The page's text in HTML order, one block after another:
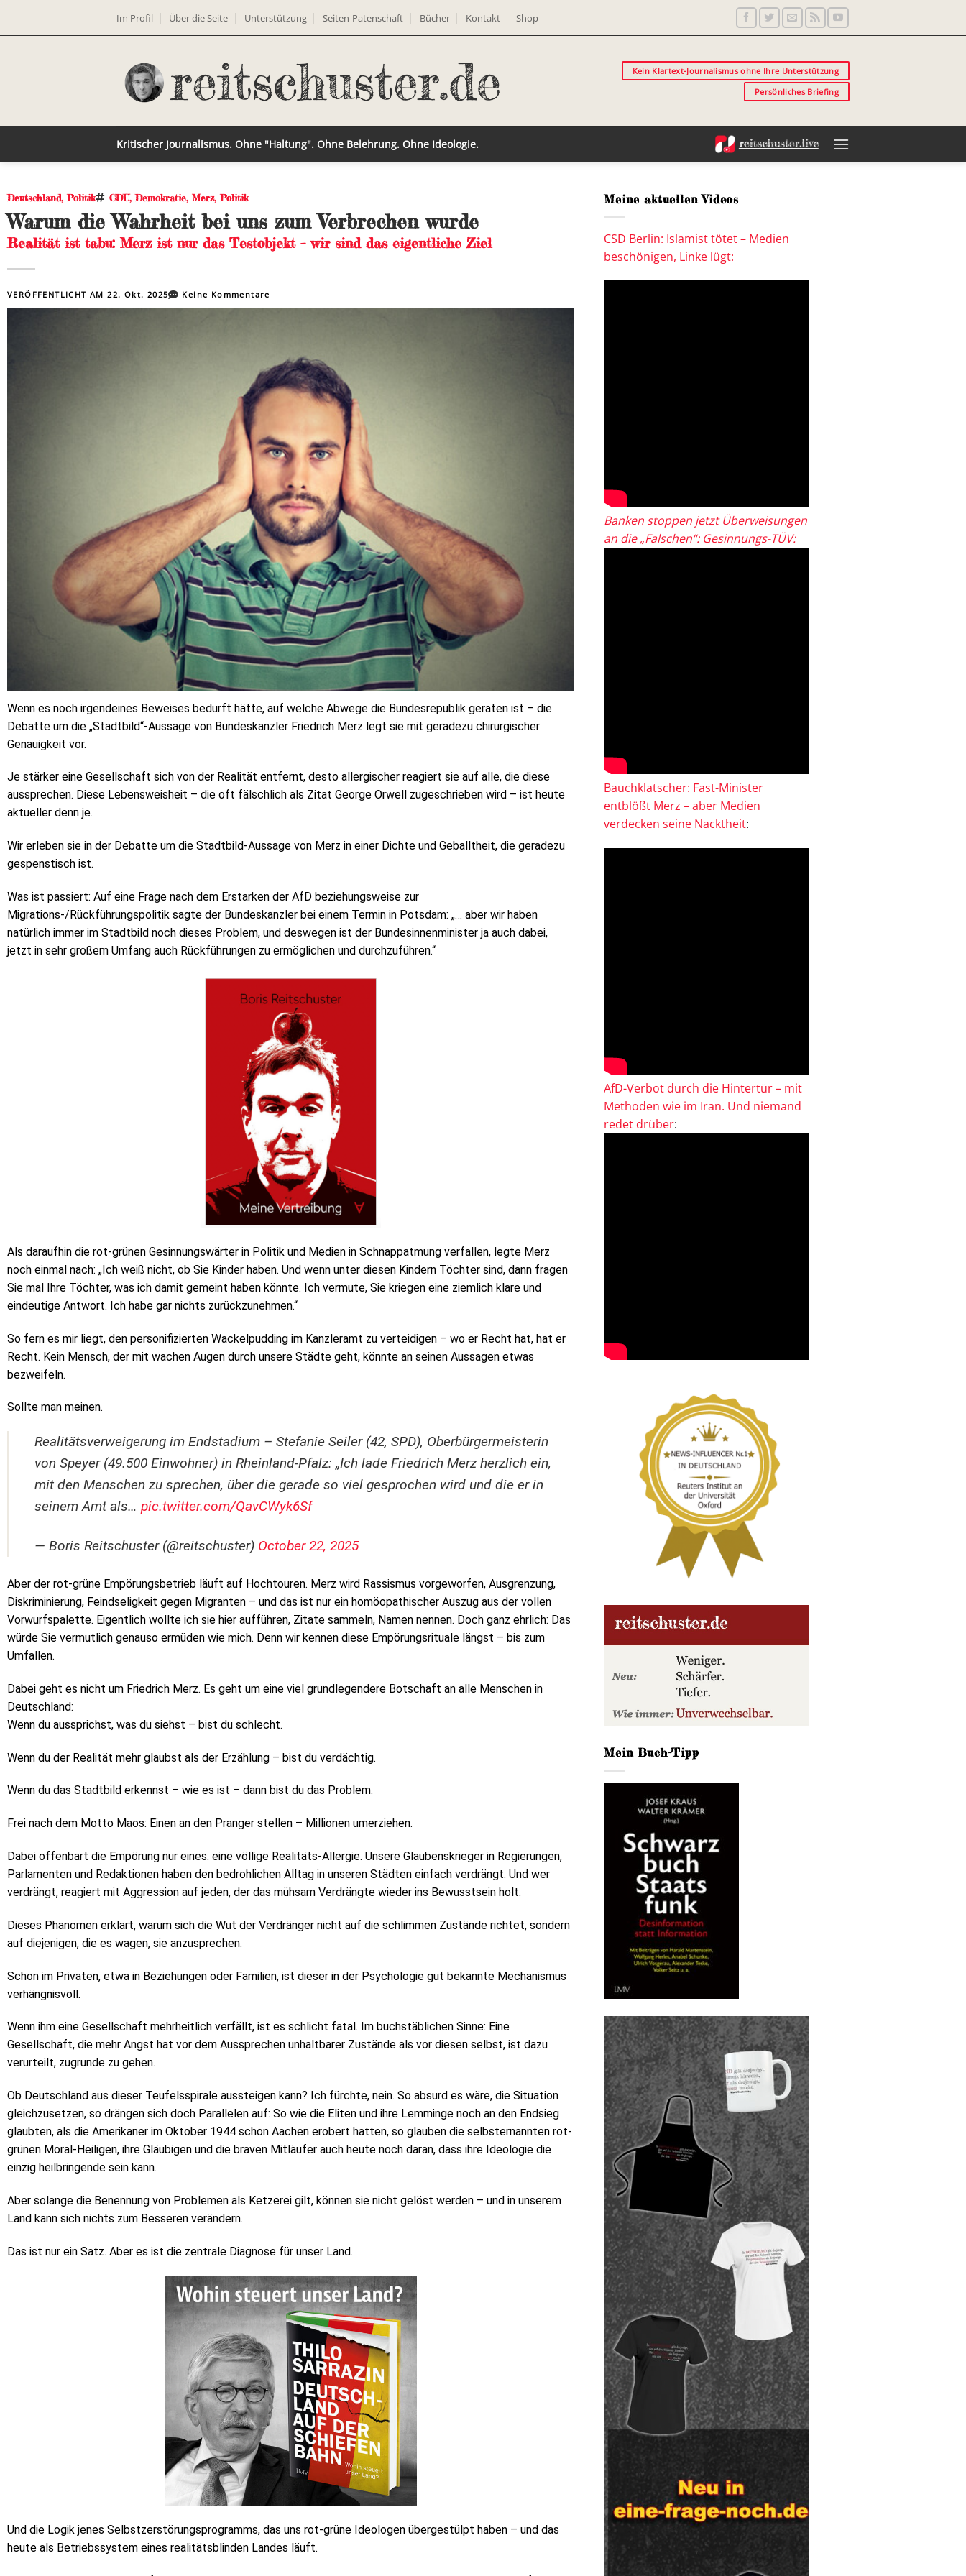
Im Profil Über die Seite Unterstützung Seiten-Patenschaft Bücher Kontakt Shop
Kein Klartext-Journalismus ohne Ihre Unterstützung
Persönliches Briefing
Kritischer Journalismus. Ohne "Haltung". Ohne Belehrung. Ohne Ideologie.
Deutschland,Politik CDU,Demokratie, Merz,Politik
Warum die Wahrheit bei uns zum Verbrechen wurde
Realität ist tabu: Merz ist nur das Testobjekt – wir sind das eigentliche Ziel
VERÖFFENTLICHT AM22. Okt. 2025 Keine Kommentare
Wenn es noch irgendeines Beweises bedurft hätte, auf welche Abwege die Bundesrepublik geraten ist – die
Debatte um die „Stadtbild“-Aussage von Bundeskanzler Friedrich Merz legt sie mit geradezu chirurgischer
Genauigkeit vor.
Je stärker eine Gesellschaft sich von der Realität entfernt, desto allergischer reagiert sie auf alle, die diese
aussprechen. Diese Lebensweisheit – die oft fälschlich als Zitat George Orwell zugeschrieben wird – ist heute
aktueller denn je.
Wir erleben sie in der Debatte um die Stadtbild-Aussage von Merz in einer Dichte und Geballtheit, die geradezu
gespenstisch ist.
Was ist passiert: Auf eine Frage nach dem Erstarken der AfD beziehungsweise zur
Migrations‑/Rückführungspolitik sagte der Bundeskanzler bei einem Termin in Potsdam: „… aber wir haben
natürlich immer im Stadtbild noch dieses Problem, und deswegen ist der Bundesinnenminister ja auch dabei,
jetzt in sehr großem Umfang auch Rückführungen zu ermöglichen und durchzuführen.“
Als daraufhin die rot-grünen Gesinnungswärter in Politik und Medien in Schnappatmung verfallen, legte Merz
noch einmal nach: „Ich weiß nicht, ob Sie Kinder haben. Und wenn unter diesen Kindern Töchter sind, dann fragen
Sie mal Ihre Töchter, was ich damit gemeint haben könnte. Ich vermute, Sie kriegen eine ziemlich klare und
eindeutige Antwort. Ich habe gar nichts zurückzunehmen.“
So fern es mir liegt, den personifizierten Wackelpudding im Kanzleramt zu verteidigen – wo er Recht hat, hat er
Recht. Kein Mensch, der mit wachen Augen durch unsere Städte geht, könnte an seinen Aussagen etwas
bezweifeln.
Sollte man meinen.
Realitätsverweigerung im Endstadium – Stefanie Seiler (42, SPD), Oberbürgermeisterin
von Speyer (49.500 Einwohner) in Rheinland-Pfalz: „Ich lade Friedrich Merz herzlich ein,
mit den Menschen zu sprechen, über die gerade so viel gesprochen wird und die er in
seinem Amt als… pic.twitter.com/QavCWyk6Sf
— Boris Reitschuster (@reitschuster) October 22, 2025
Aber der rot-grüne Empörungsbetrieb läuft auf Hochtouren. Merz wird Rassismus vorgeworfen, Ausgrenzung,
Diskriminierung, Feindseligkeit gegen Migranten – und das ist nur ein homöopathischer Auszug aus der vollen
Vorwurfspalette. Eigentlich wollte ich sie hier aufführen, Zitate sammeln, Namen nennen. Doch ganz ehrlich: Das
würde Sie vermutlich genauso ermüden wie mich. Denn wir kennen diese Empörungsrituale längst – bis zum
Umfallen.
Dabei geht es nicht um Friedrich Merz. Es geht um eine viel grundlegendere Botschaft an alle Menschen in
Deutschland:
Wenn du aussprichst, was du siehst – bist du schlecht.
Wenn du der Realität mehr glaubst als der Erzählung – bist du verdächtig.
Wenn du das Stadtbild erkennst – wie es ist – dann bist du das Problem.
Frei nach dem Motto Maos: Einen an den Pranger stellen – Millionen umerziehen.
Dabei offenbart die Empörung nur eines: eine völlige Realitäts-Allergie. Unsere Glaubenskrieger in Regierungen,
Parlamenten und Redaktionen haben den bedrohlichen Alltag in unseren Städten einfach verdrängt. Und wer
verdrängt, reagiert mit Aggression auf jeden, der das mühsam Verdrängte wieder ins Bewusstsein holt.
Dieses Phänomen erklärt, warum sich die Wut der Verdränger nicht auf die schlimmen Zustände richtet, sondern
auf diejenigen, die es wagen, sie anzusprechen.
Schon im Privaten, etwa in Beziehungen oder Familien, ist dieser in der Psychologie gut bekannte Mechanismus
verhängnisvoll.
Wenn ihm eine Gesellschaft mehrheitlich verfällt, ist es schlicht fatal. Im buchstäblichen Sinne: Eine
Gesellschaft, die mehr Angst hat vor dem Aussprechen unhaltbarer Zustände als vor diesen selbst, ist dazu
verurteilt, zugrunde zu gehen.
Ob Deutschland aus dieser Teufelsspirale aussteigen kann? Ich fürchte, nein. So absurd es wäre, die Situation
gleichzusetzen, so drängen sich doch Parallelen auf: So wie die Eliten und ihre Lemminge noch an den Endsieg
glaubten, als die Amerikaner im Oktober 1944 schon Aachen erobert hatten, so glauben die selbsternannten rot-
grünen Moral-Heiligen, ihre Gläubigen und die braven Mitläufer auch heute noch daran, dass ihre Ideologie die
einzig heilbringende sein kann.
Aber solange die Benennung von Problemen als Ketzerei gilt, können sie nicht gelöst werden – und in unserem
Land kann sich nichts zum Besseren verändern.
Das ist nur ein Satz. Aber es ist die zentrale Diagnose für unser Land.
Und die Logik jenes Selbstzerstörungsprogramms, das uns rot-grüne Ideologen übergestülpt haben – und das
heute als Betriebssystem eines realitätsblinden Landes läuft.
Meine aktuellen Videos
CSD Berlin: Islamist tötet – Medien
beschönigen, Linke lügt:
Banken stoppen jetzt Überweisungen
an die „Falschen“: Gesinnungs-TÜV:
Bauchklatscher: Fast-Minister
entblößt Merz – aber Medien
verdecken seine Nacktheit:
AfD-Verbot durch die Hintertür – mit
Methoden wie im Iran. Und niemand
redet drüber:
Mein Buch-Tipp